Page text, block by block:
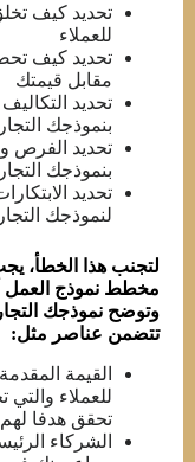
تحديد كيف
للعملاء
تحديد كيف
مقابل قيمتك
تحديد التكاليف
بنموذجك
تحديد الفرص
بنموذجك
تحديد
لنموذجك
لتجنب هذا الخطأ،
مخطط نموذج العمل
وتوضح نموذجك
تتضمن عناصر مثل:
القيمة
للعملاء
تحقق هدفا لهم
الشركاء